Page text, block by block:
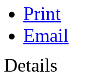
Print
Email
Details